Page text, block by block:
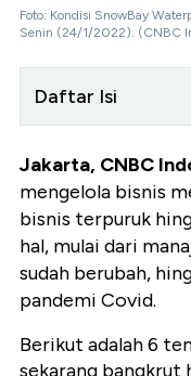
Foto: Kondisi SnowBay
Senin (24/1/2022). (CNBC
Daftar Isi
Jakarta, CNBC
mengelola bisnis
bisnis terpuruk
hal, mulai dari
sudah berubah,
pandemi Covid.
Berikut adalah 6
sekarang bangkrut